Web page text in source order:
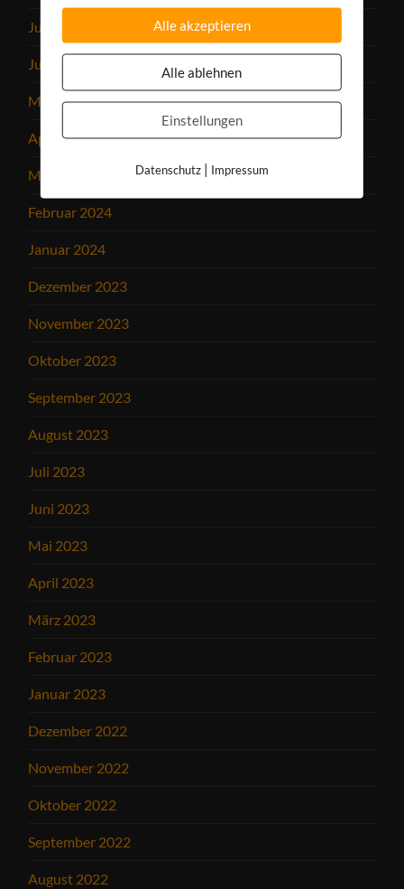
Juli 2024
Juni 2024
Mai 2024
April 2024
März 2024
Februar 2024
Januar 2024
Dezember 2023
November 2023
Oktober 2023
September 2023
August 2023
Juli 2023
Juni 2023
Mai 2023
April 2023
März 2023
Februar 2023
Januar 2023
Dezember 2022
November 2022
Oktober 2022
September 2022
August 2022
Alle akzeptieren
Alle ablehnen
Einstellungen
Datenschutz| Impressum